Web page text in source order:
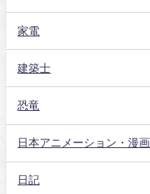
家電
建築士
恐竜
日本アニメーション・漫画
日記